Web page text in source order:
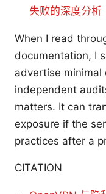
失败的深度分析
When I read
documentation, I
advertise
independent
matters. It can
exposure if the
practices after a
CITATION